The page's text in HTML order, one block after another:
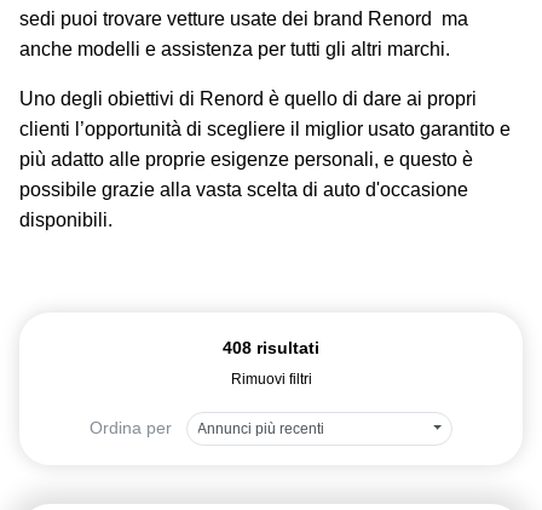
sedi puoi trovare vetture usate dei brand Renord ma
anche modelli e assistenza per tutti gli altri marchi.
Uno degli obiettivi di Renord è quello di dare ai propri
clienti l’opportunità di scegliere il miglior usato garantito e
più adatto alle proprie esigenze personali, e questo è
possibile grazie alla vasta scelta di auto d'occasione
disponibili.
408 risultati
Rimuovi filtri
Ordina per Annunci più recenti